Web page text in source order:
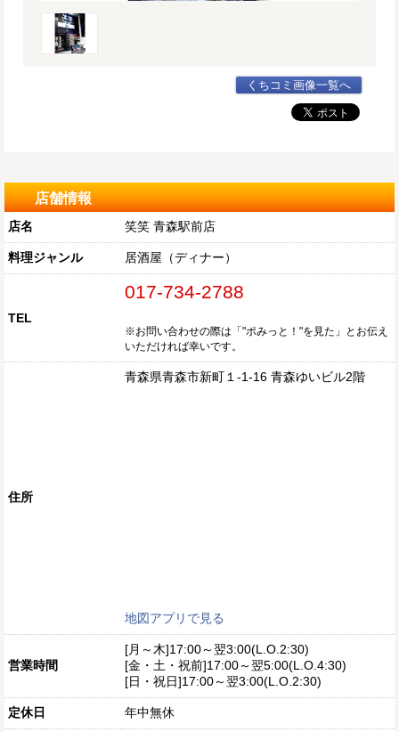
くちコミ画像一覧へ
店舗情報
店名 笑笑 青森駅前店
料理ジャンル 居酒屋（ディナー）
TEL
017-734-2788
※お問い合わせの際は「"ポみっと！"を見た」とお伝え
いただければ幸いです。
住所
青森県青森市新町１-1-16 青森ゆいビル2階
地図アプリで見る
営業時間
[月～木]17:00～翌3:00(L.O.2:30)
[金・土・祝前]17:00～翌5:00(L.O.4:30)
[日・祝日]17:00～翌3:00(L.O.2:30)
定休日 年中無休